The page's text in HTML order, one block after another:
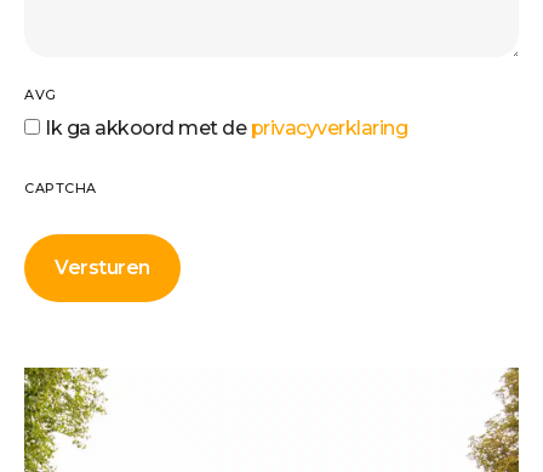
AVG
Ik ga akkoord met de privacyverklaring
CAPTCHA